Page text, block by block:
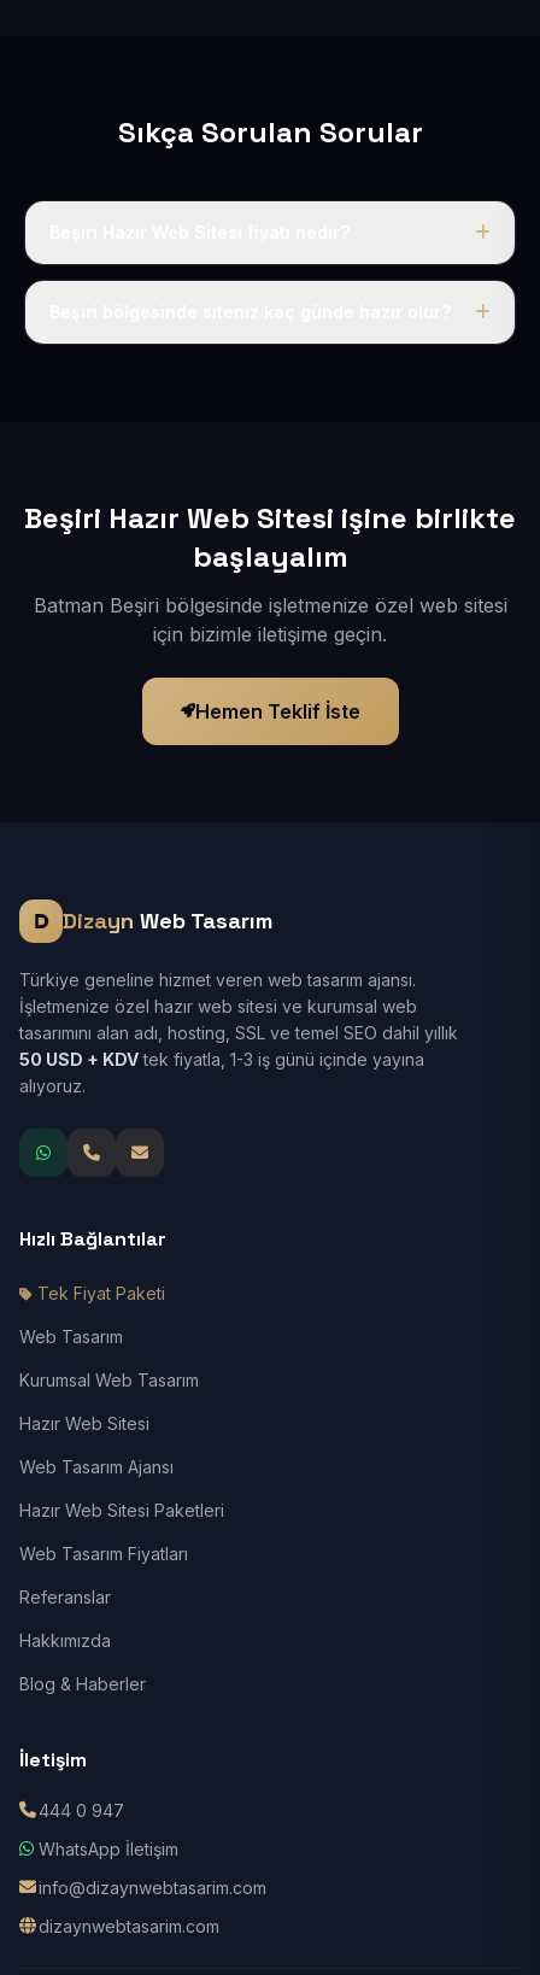
Sıkça Sorulan Sorular
Tek fiyat uygulanır: yıllık 50 USD + KDV. Bu bedele alan
Beşiri Hazır Web Sitesi işine birlikte
başlayalım
Batman Beşiri bölgesinde işletmenize özel web sitesi
için bizimle iletişime geçin.
Hemen Teklif İste
Dizayn Web Tasarım
Türkiye geneline hizmet veren web tasarım ajansı.
İşletmenize özel hazır web sitesi ve kurumsal web
tasarımını alan adı, hosting, SSL ve temel SEO dahil yıllık
50 USD + KDVtek fiyatla, 1-3 iş günü içinde yayına
alıyoruz.
Hızlı Bağlantılar
Tek Fiyat Paketi
Web Tasarım
Kurumsal Web Tasarım
Hazır Web Sitesi
Web Tasarım Ajansı
Hazır Web Sitesi Paketleri
Web Tasarım Fiyatları
Referanslar
Hakkımızda
Blog & Haberler
İletişim
444 0 947
WhatsApp İletişim
info@dizaynwebtasarim.com
dizaynwebtasarim.com